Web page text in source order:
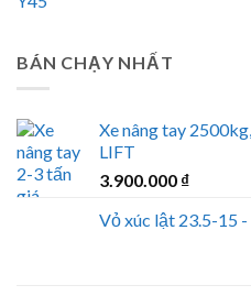
BÁN CHẠY NHẤT
Xe nâng tay
LIFT
3.900.000 ₫
Vỏ xúc lật 23.5-15